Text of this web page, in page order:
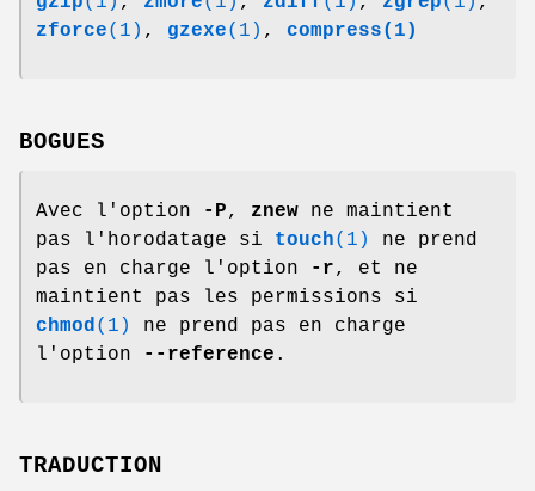
zforce(1) , gzexe(1) , compress(1)
BOGUES
Avec l'option -P, znew ne maintient
pas l'horodatage si touch(1)
ne prend
pas en charge l'option
-r, et ne
maintient pas les permissions si
chmod(1)
ne prend pas en charge
l'option
--reference .
TRADUCTION